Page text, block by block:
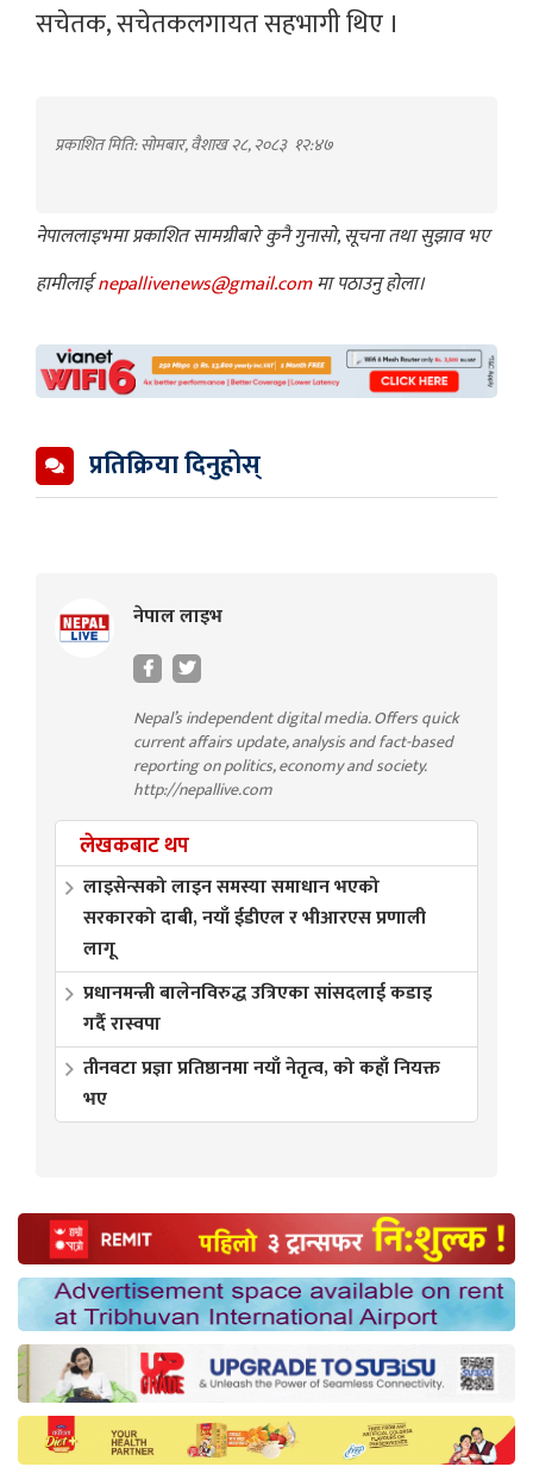
सचेतक, सचेतकलगायत सहभागी थिए ।
प्रकाशित मिति: सोमबार, वैशाख २८, २०८३ १२:४७
नेपाललाइभमा प्रकाशित सामग्रीबारे कुनै गुनासो, सूचना तथा सुझाव भए
हामीलाईnepallivenews@gmail.comमा पठाउनु होला।
प्रतिक्रिया दिनुहोस्
नेपाल लाइभ
Nepal’s independent digital media. Offers quick
current affairs update, analysis and fact-based
reporting on politics, economy and society.
http://nepallive.com
लेखकबाट थप
लाइसेन्सको लाइन समस्या समाधान भएको
सरकारको दाबी, नयाँ ईडीएल र भीआरएस प्रणाली
लागू
प्रधानमन्त्री बालेनविरुद्ध उत्रिएका सांसदलाई कडाइ
गर्दै रास्वपा
तीनवटा प्रज्ञा प्रतिष्ठानमा नयाँ नेतृत्व, को कहाँ नियक्त
भए